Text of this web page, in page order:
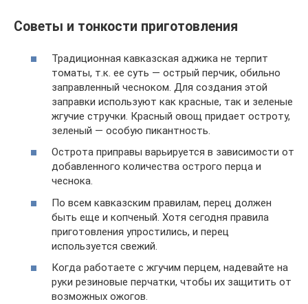
Советы и тонкости приготовления
Традиционная кавказская аджика не терпит
томаты, т.к. ее суть — острый перчик, обильно
заправленный чесноком. Для создания этой
заправки используют как красные, так и зеленые
жгучие стручки. Красный овощ придает остроту,
зеленый — особую пикантность.
Острота приправы варьируется в зависимости от
добавленного количества острого перца и
чеснока.
По всем кавказским правилам, перец должен
быть еще и копченый. Хотя сегодня правила
приготовления упростились, и перец
используется свежий.
Когда работаете с жгучим перцем, надевайте на
руки резиновые перчатки, чтобы их защитить от
возможных ожогов.